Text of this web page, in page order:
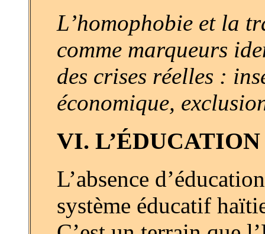
L’homophobie et la
comme marqueurs
des crises réelles :
économique,
VI.
L’absence
système éducatif